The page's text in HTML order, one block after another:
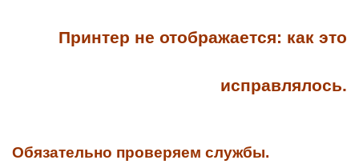
Принтер не отображается: как это
исправлялось.
Обязательно проверяем службы.